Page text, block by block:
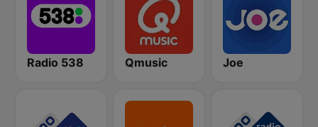
Radio 538 Qmusic Joe